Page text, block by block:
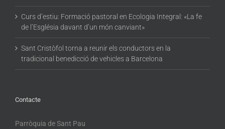
Curs d’estiu: Formació pastoral en Ecologia Integral: «La fe
de l’Església davant d’un món canviant»
Sant Cristòfol torna a reunir els conductors en la
tradicional benedicció de vehicles a Barcelona
Contacte
Parròquia de Sant Pau